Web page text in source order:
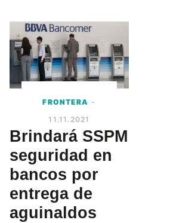
FRONTERA -
11.11.2021
Brindará SSPM
seguridad en
bancos por
entrega de
aguinaldos